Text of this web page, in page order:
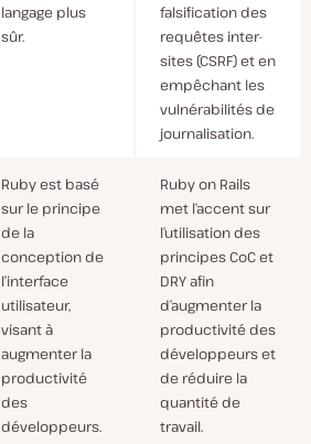
langage plus
sûr.
falsification des
requêtes inter-
sites (CSRF) et en
empêchant les
vulnérabilités de
journalisation.
Ruby est basé
sur le principe
de la
conception de
l’interface
utilisateur,
visant à
augmenter la
productivité
des
développeurs.
Ruby on Rails
met l’accent sur
l’utilisation des
principes CoC et
DRY afin
d’augmenter la
productivité des
développeurs et
de réduire la
quantité de
travail.